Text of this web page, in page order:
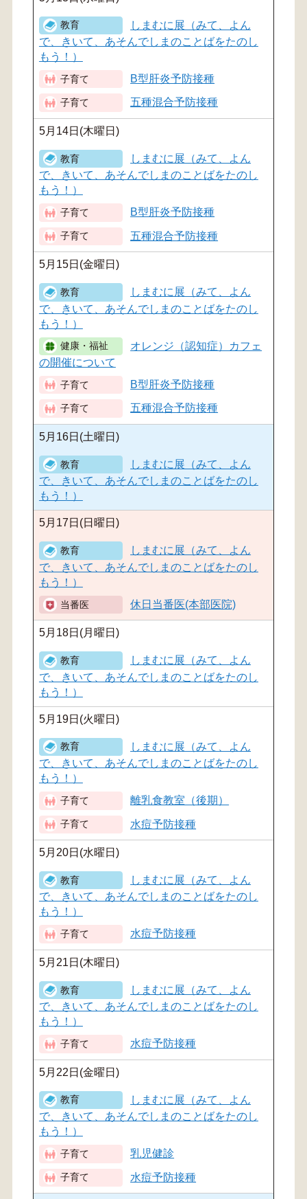
しまむに展（みて、よん
で、きいて、あそんでしまのことばをたのし
もう！）
B型肝炎予防接種
五種混合予防接種
5月14日(木曜日)
しまむに展（みて、よん
で、きいて、あそんでしまのことばをたのし
もう！）
B型肝炎予防接種
五種混合予防接種
5月15日(金曜日)
しまむに展（みて、よん
で、きいて、あそんでしまのことばをたのし
もう！）
オレンジ（認知症）カフェ
の開催について
B型肝炎予防接種
五種混合予防接種
5月16日(土曜日)
しまむに展（みて、よん
で、きいて、あそんでしまのことばをたのし
もう！）
5月17日(日曜日)
しまむに展（みて、よん
で、きいて、あそんでしまのことばをたのし
もう！）
休日当番医(本部医院)
5月18日(月曜日)
しまむに展（みて、よん
で、きいて、あそんでしまのことばをたのし
もう！）
5月19日(火曜日)
しまむに展（みて、よん
で、きいて、あそんでしまのことばをたのし
もう！）
離乳食教室（後期）
水痘予防接種
5月20日(水曜日)
しまむに展（みて、よん
で、きいて、あそんでしまのことばをたのし
もう！）
水痘予防接種
5月21日(木曜日)
しまむに展（みて、よん
で、きいて、あそんでしまのことばをたのし
もう！）
水痘予防接種
5月22日(金曜日)
しまむに展（みて、よん
で、きいて、あそんでしまのことばをたのし
もう！）
乳児健診
水痘予防接種